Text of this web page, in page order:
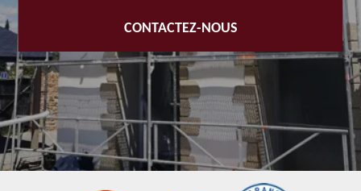
CONTACTEZ-NOUS